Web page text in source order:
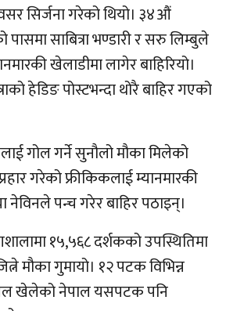
सिर्जना गरेको थियो। ३४औं
साबित्रा भण्डारी र सरु लिम्बुले
खेलाडीमा लागेर बाहिरियो।
हेडिङ पोस्टभन्दा थोरै बाहिर गएको
गोल गर्ने सुनौलो मौका मिलेको
गरेको फ्रीकिकलाई म्यानमारकी
नेविनले पन्च गरेर बाहिर पठाइन्।
१५,५६८ दर्शकको उपस्थितिमा
मौका गुमायो। १२ पटक विभिन्न
खेलेको नेपाल यसपटक पनि